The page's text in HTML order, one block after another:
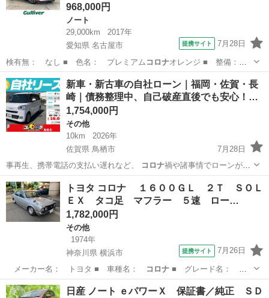
968,000円
ノート
29,000km
2017年
愛知県 名古屋市
提携サイト 7月28日
検有無： なし ■ 色名： プレミアム コロナオレンジ ■ 整備：
整備付 ■ 保証…
愛知 名古屋市 ノート
新車・新古車の自社ローン｜福岡・佐賀・長
崎｜債務整理中、自己破産直後でも安心！…
1,754,000円
その他
10km
2026年
佐賀県 鳥栖市
7月28日
事再生、携帯電話の支払い遅れなど、
コロナ禍や諸事情でローンが組
めなくなった方の…
佐賀 鳥栖市 その他 車両
トヨタ コロナ １６００ＧＬ ２Ｔ ＳＯＬ
ＥＸ タコ足 マフラー ５速 ロー…
1,782,000円
その他
1974年
神奈川県 横浜市
提携サイト 7月26日
メーカー名： トヨタ ■ 車種名： コロナ■ グレード名：
１６００ＧＬ ２…
神奈川 横浜市 その他
日産 ノート ｅパワーＸ 保証書／純正 ＳＤ